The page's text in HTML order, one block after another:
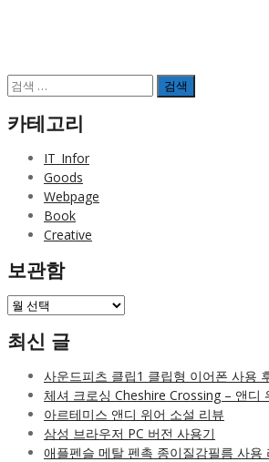
검
카테고리
IT_Infor
Goods
Webpage
Book
Creative
보관함
보
함
최신 글
사운드피츠 클립1 클립형 이어폰 사용
체셔 크로싱 Cheshire Crossing – 앤디
아르테미스 앤디 위어 소설 리뷰
삼성 브라우저 PC 버전 사용기
애플펜슬 메탈 펜촉 종이질감필름 사용